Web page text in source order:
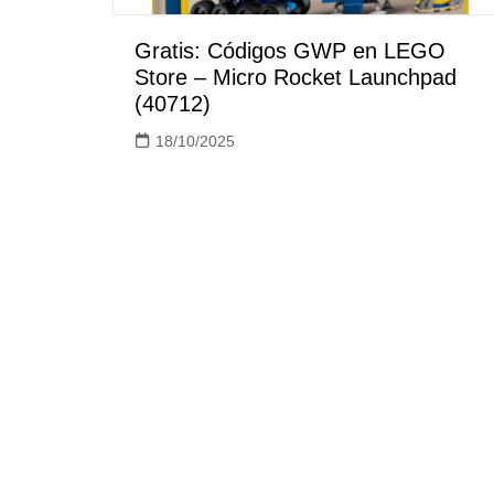
Gratis: Códigos GWP en LEGO
Store – Micro Rocket Launchpad
(40712)
18/10/2025